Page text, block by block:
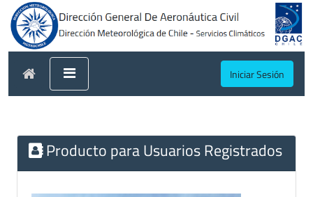
Iniciar Sesión
Producto para Usuarios Registrados